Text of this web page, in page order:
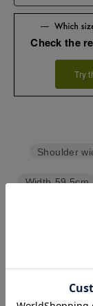
Check the
Try
Width 59.5cm
Shoulder